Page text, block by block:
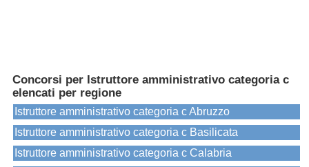
Concorsi per Istruttore amministrativo categoria c
elencati per regione
Istruttore amministrativo categoria c Abruzzo
Istruttore amministrativo categoria c Basilicata
Istruttore amministrativo categoria c Calabria